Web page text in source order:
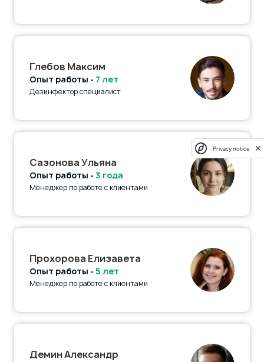
Глебов Максим
Опыт работы - 7 лет
Дезинфектор специалист
Сазонова Ульяна
Опыт работы - 3 года
Менеджер по работе с клиентами
Прохорова Елизавета
Опыт работы - 5 лет
Менеджер по работе с клиентами
Демин Александр
Privacy notice